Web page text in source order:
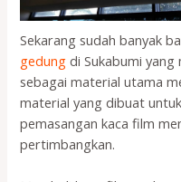
Sekarang sudah banyak
gedung di Sukabumi yang
sebagai material utama
material yang dibuat
pemasangan kaca film
pertimbangkan.